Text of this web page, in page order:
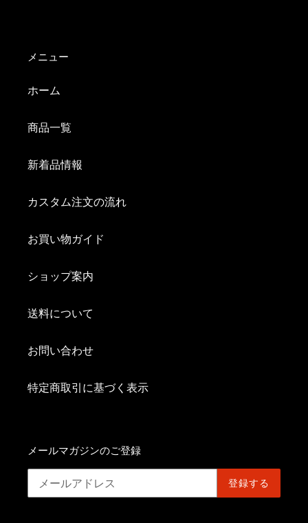
メニュー
ホーム
商品一覧
新着品情報
カスタム注文の流れ
お買い物ガイド
ショップ案内
送料について
お問い合わせ
特定商取引に基づく表示
メールマガジンのご登録
登録する